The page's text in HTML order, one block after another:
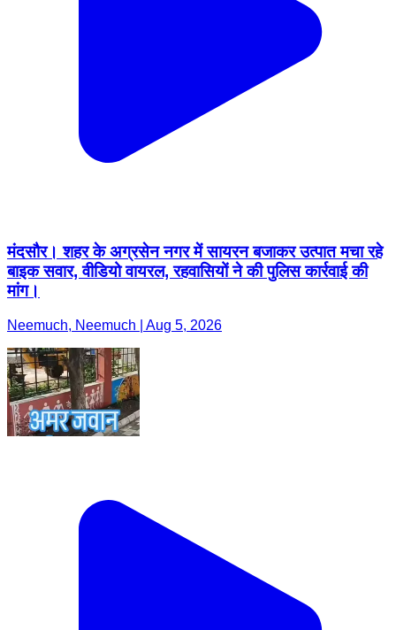
मंदसौर। शहर के अग्रसेन नगर में सायरन बजाकर उत्पात मचा रहे
बाइक सवार, वीडियो वायरल, रहवासियों ने की पुलिस कार्रवाई की
मांग।
Neemuch, Neemuch | Aug 5, 2026